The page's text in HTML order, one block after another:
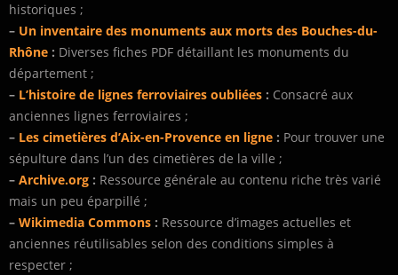
historiques ;
– Un inventaire des monuments aux morts des Bouches-du-
Rhône : Diverses fiches PDF détaillant les monuments du
département ;
– L’histoire de lignes ferroviaires oubliées : Consacré aux
anciennes lignes ferroviaires ;
– Les cimetières d’Aix-en-Provence en ligne : Pour trouver une
sépulture dans l’un des cimetières de la ville ;
– Archive.org : Ressource générale au contenu riche très varié
mais un peu éparpillé ;
– Wikimedia Commons : Ressource d’images actuelles et
anciennes réutilisables selon des conditions simples à
respecter ;